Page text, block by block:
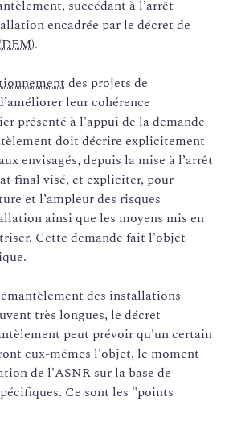
succédant à l’arrêt
encadrée par le décret de
DEM).
des projets de
leur cohérence
présenté à l’appui de la demande
doit décrire explicitement
envisagés, depuis la mise à l’arrêt
final visé, et expliciter, pour
et l’ampleur des risques
ainsi que les moyens mis en
Cette demande fait l'objet
des installations
très longues, le décret
peut prévoir qu'un certain
eux-mêmes l'objet, le moment
de l'ASNR sur la base de
Ce sont les "points